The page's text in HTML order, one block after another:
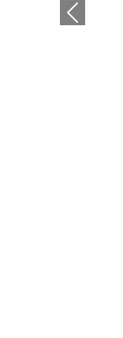
Précédent